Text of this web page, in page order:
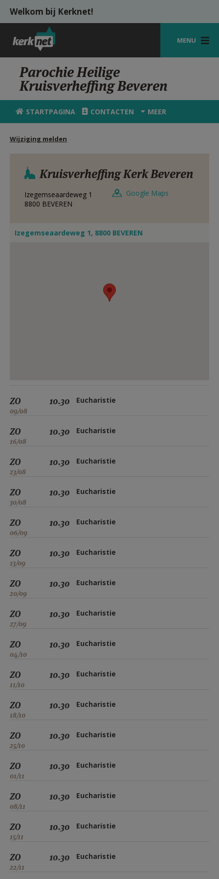
Overslaan en naar de inhoud gaan
Welkom bij Kerknet!
MENU
STARTPAGINA
KERK
VIERINGEN
HULP
MIJN PAROCHIE
AANMELDEN OF REGISTREREN
Parochie Heilige
Kruisverheffing Beveren
STARTPAGINA CONTACTEN MEER
Wijziging melden
Kruisverheffing Kerk Beveren
Izegemseaardeweg 1
8800 BEVEREN
Google Maps
Izegemseaardeweg 1, 8800 BEVEREN
ZO
09/08
10.30 Eucharistie
ZO
16/08
10.30 Eucharistie
ZO
23/08
10.30 Eucharistie
ZO
30/08
10.30 Eucharistie
ZO
06/09
10.30 Eucharistie
ZO
13/09
10.30 Eucharistie
ZO
20/09
10.30 Eucharistie
ZO
27/09
10.30 Eucharistie
ZO
04/10
10.30 Eucharistie
ZO
11/10
10.30 Eucharistie
ZO
18/10
10.30 Eucharistie
ZO
25/10
10.30 Eucharistie
ZO
01/11
10.30 Eucharistie
ZO
08/11
10.30 Eucharistie
ZO
15/11
10.30 Eucharistie
ZO
22/11
10.30 Eucharistie